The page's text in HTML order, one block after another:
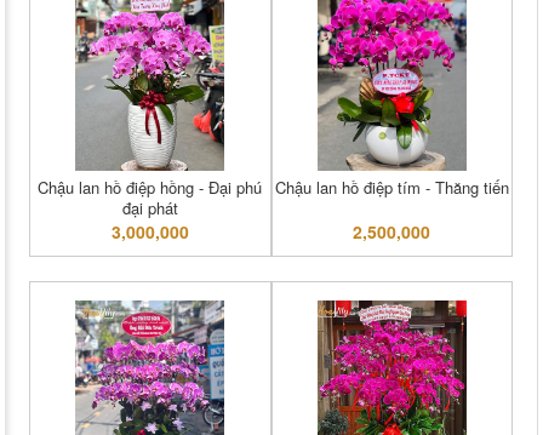
Chậu lan hồ điệp hồng - Đại phú
đại phát
3,000,000
Chậu lan hồ điệp tím - Thăng tiến
2,500,000